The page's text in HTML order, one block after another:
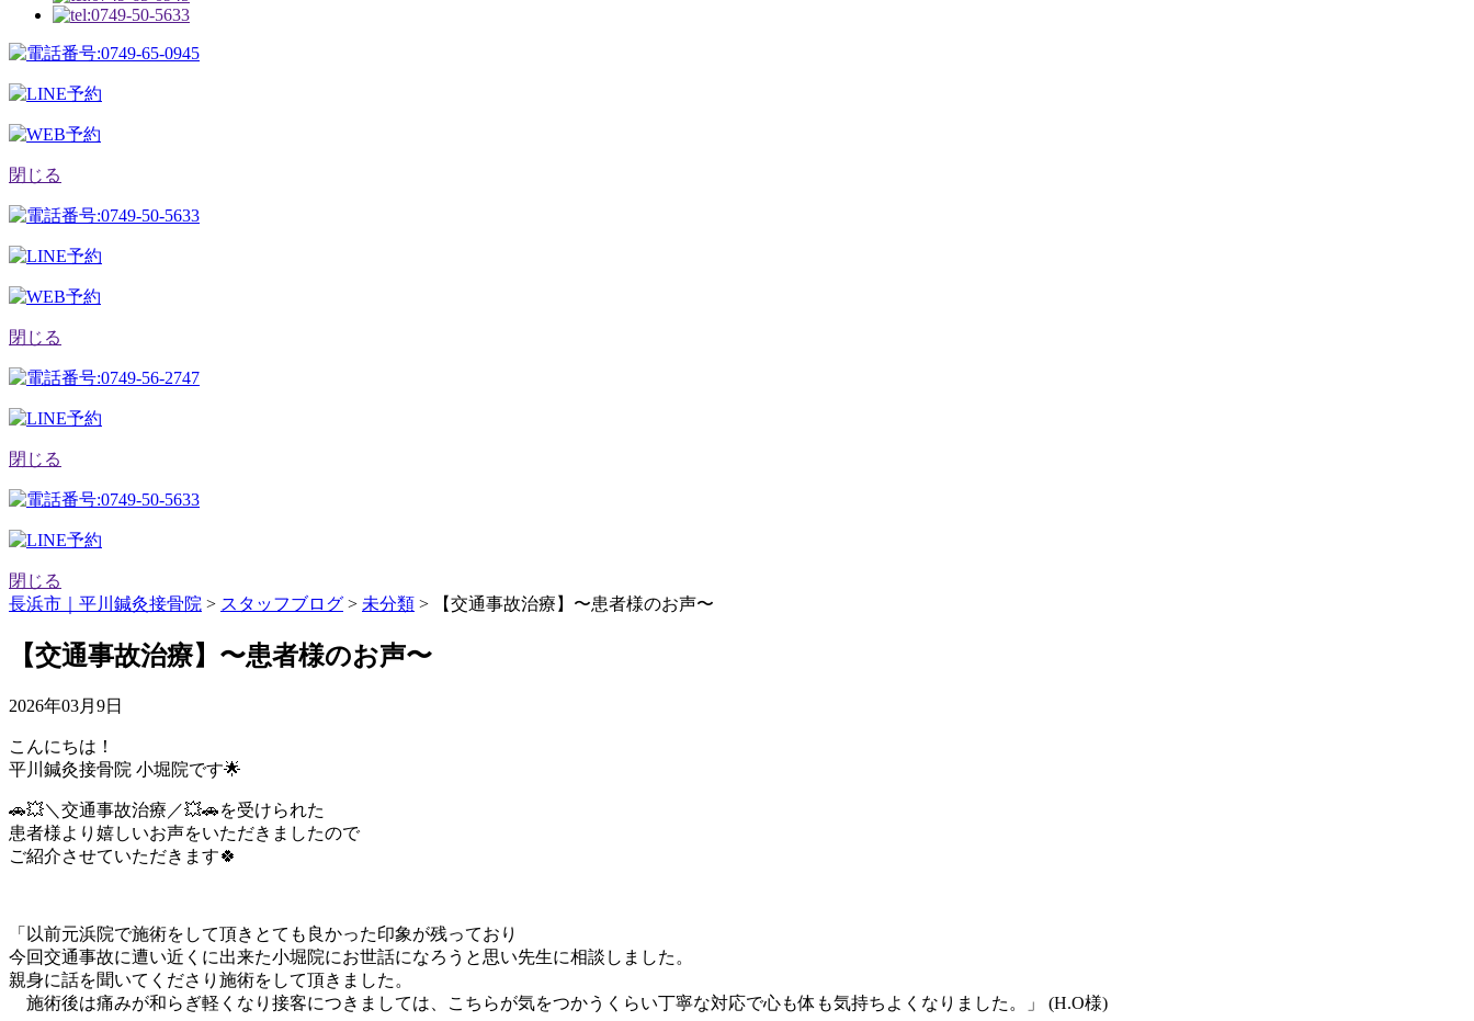
閉じる
閉じる
閉じる
閉じる
長浜市｜平川鍼灸接骨院 > スタッフブログ > 未分類 > 【交通事故治療】〜患者様のお声〜
【交通事故治療】〜患者様のお声〜
2026年03月9日
こんにちは！
平川鍼灸接骨院 小堀院です🌟
🚗💥＼交通事故治療／💥🚗を受けられた
患者様より嬉しいお声をいただきましたので
ご紹介させていただきます🍀
「以前元浜院で施術をして頂きとても良かった印象が残っており
今回交通事故に遭い近くに出来た小堀院にお世話になろうと思い先生に相談しました。
親身に話を聞いてくださり施術をして頂きました。
施術後は痛みが和らぎ軽くなり接客につきましては、こちらが気をつかうくらい丁寧な対応で心も体も気持ちよくなりました。」 (H.O様)